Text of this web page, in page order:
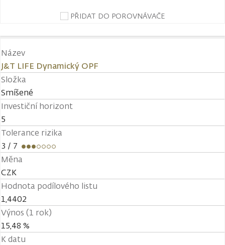
PŘIDAT DO POROVNÁVAČE
Název
J&T LIFE Dynamický OPF
Složka
Smíšené
Investiční horizont
5
Tolerance rizika
3 / 7
Měna
CZK
Hodnota podílového listu
1,4402
Výnos (1 rok)
15,48 %
K datu